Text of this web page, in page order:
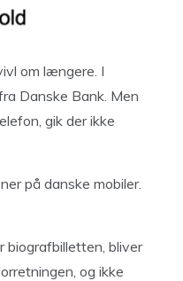
om længere. I
Danske Bank. Men
gik der ikke
på danske mobiler.
biografbilletten, bliver
og ikke